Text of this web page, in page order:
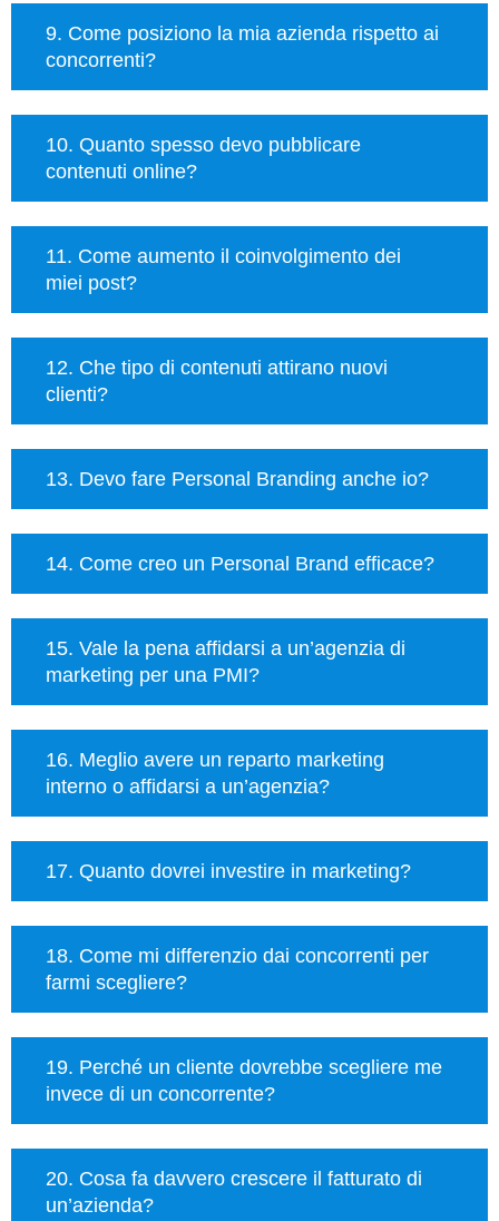
9. Come posiziono la mia azienda rispetto ai
concorrenti?
10. Quanto spesso devo pubblicare
contenuti online?
11. Come aumento il coinvolgimento dei
miei post?
12. Che tipo di contenuti attirano nuovi
clienti?
13. Devo fare Personal Branding anche io?
14. Come creo un Personal Brand efficace?
15. Vale la pena affidarsi a un’agenzia di
marketing per una PMI?
16. Meglio avere un reparto marketing
interno o affidarsi a un’agenzia?
17. Quanto dovrei investire in marketing?
18. Come mi differenzio dai concorrenti per
farmi scegliere?
19. Perché un cliente dovrebbe scegliere me
invece di un concorrente?
20. Cosa fa davvero crescere il fatturato di
un’azienda?